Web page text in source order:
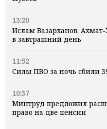
13:20
Ислам Вазарханов:
в завтрашний день
11:52
Силы ПВО за ночь сбили
10:37
Минтруд предложил
право на две пенсии